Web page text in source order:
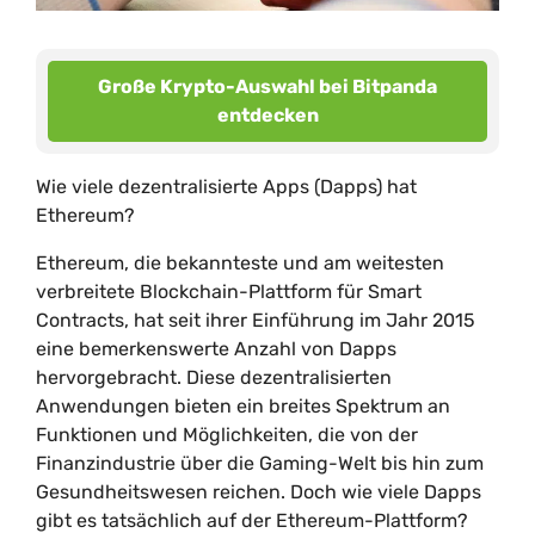
Große Krypto-Auswahl bei Bitpanda
entdecken
Wie viele dezentralisierte Apps (Dapps) hat
Ethereum?
Ethereum, die bekannteste und am weitesten
verbreitete Blockchain-Plattform für Smart
Contracts, hat seit ihrer Einführung im Jahr 2015
eine bemerkenswerte Anzahl von Dapps
hervorgebracht. Diese dezentralisierten
Anwendungen bieten ein breites Spektrum an
Funktionen und Möglichkeiten, die von der
Finanzindustrie über die Gaming-Welt bis hin zum
Gesundheitswesen reichen. Doch wie viele Dapps
gibt es tatsächlich auf der Ethereum-Plattform?